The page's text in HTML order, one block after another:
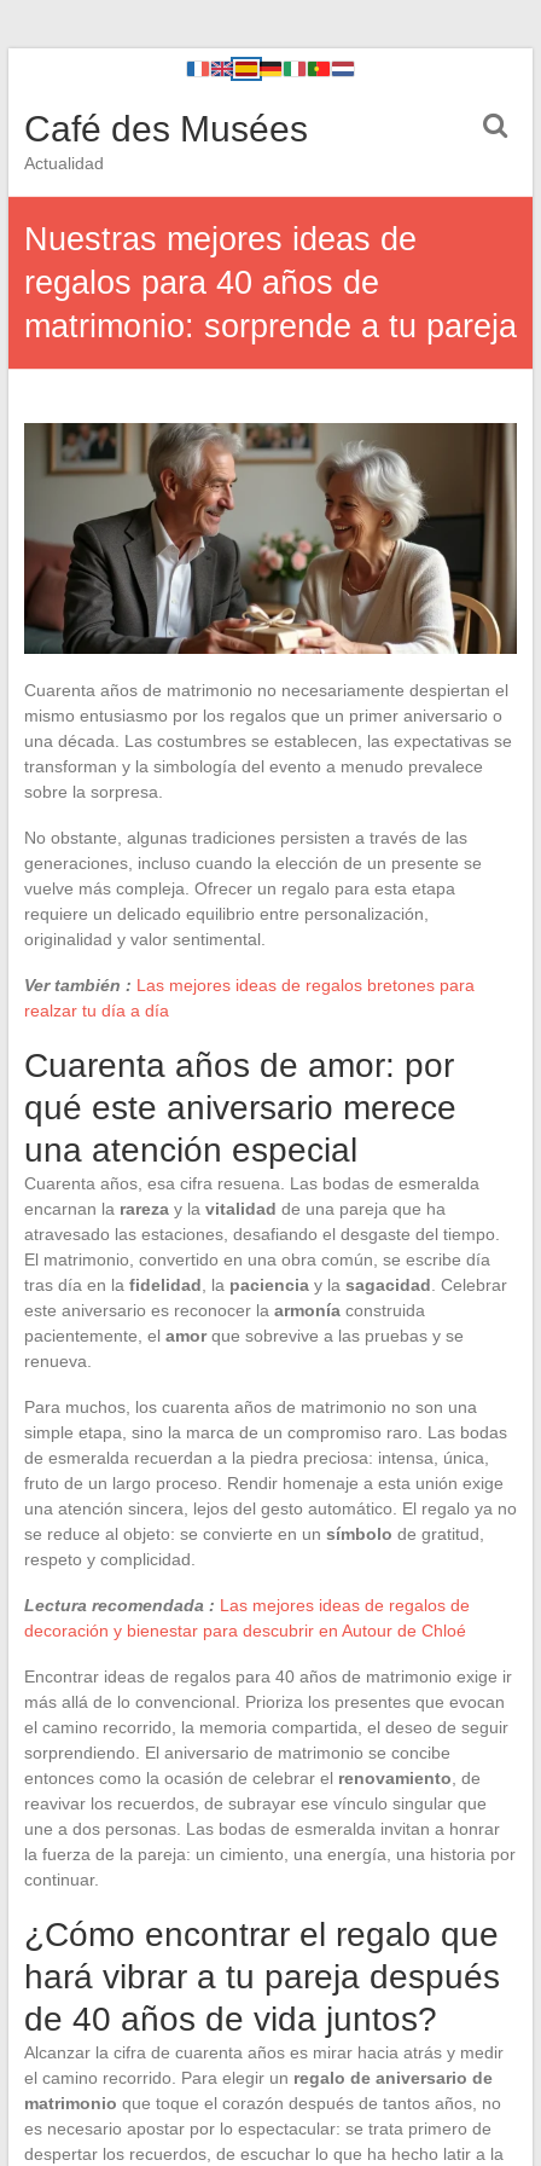
Café des Musées
Actualidad
Nuestras mejores ideas de
regalos para 40 años de
matrimonio: sorprende a tu pareja
Cuarenta años de matrimonio no necesariamente despiertan el
mismo entusiasmo por los regalos que un primer aniversario o
una década. Las costumbres se establecen, las expectativas se
transforman y la simbología del evento a menudo prevalece
sobre la sorpresa.
No obstante, algunas tradiciones persisten a través de las
generaciones, incluso cuando la elección de un presente se
vuelve más compleja. Ofrecer un regalo para esta etapa
requiere un delicado equilibrio entre personalización,
originalidad y valor sentimental.
Ver también : Las mejores ideas de regalos bretones para
realzar tu día a día
Cuarenta años de amor: por
qué este aniversario merece
una atención especial
Cuarenta años, esa cifra resuena. Las bodas de esmeralda
encarnan la rarezay la vitalidad de una pareja que ha
atravesado las estaciones, desafiando el desgaste del tiempo.
El matrimonio, convertido en una obra común, se escribe día
tras día en la fidelidad , la pacienciay la sagacidad . Celebrar
este aniversario es reconocer la armoníaconstruida
pacientemente, el amorque sobrevive a las pruebas y se
renueva.
Para muchos, los cuarenta años de matrimonio no son una
simple etapa, sino la marca de un compromiso raro. Las bodas
de esmeralda recuerdan a la piedra preciosa: intensa, única,
fruto de un largo proceso. Rendir homenaje a esta unión exige
una atención sincera, lejos del gesto automático. El regalo ya no
se reduce al objeto: se convierte en un símbolo de gratitud,
respeto y complicidad.
Lectura recomendada : Las mejores ideas de regalos de
decoración y bienestar para descubrir en Autour de Chloé
Encontrar ideas de regalos para 40 años de matrimonio exige ir
más allá de lo convencional. Prioriza los presentes que evocan
el camino recorrido, la memoria compartida, el deseo de seguir
sorprendiendo. El aniversario de matrimonio se concibe
entonces como la ocasión de celebrar el renovamiento , de
reavivar los recuerdos, de subrayar ese vínculo singular que
une a dos personas. Las bodas de esmeralda invitan a honrar
la fuerza de la pareja: un cimiento, una energía, una historia por
continuar.
¿Cómo encontrar el regalo que
hará vibrar a tu pareja después
de 40 años de vida juntos?
Alcanzar la cifra de cuarenta años es mirar hacia atrás y medir
el camino recorrido. Para elegir un regalo de aniversario de
matrimonio que toque el corazón después de tantos años, no
es necesario apostar por lo espectacular: se trata primero de
despertar los recuerdos, de escuchar lo que ha hecho latir a la